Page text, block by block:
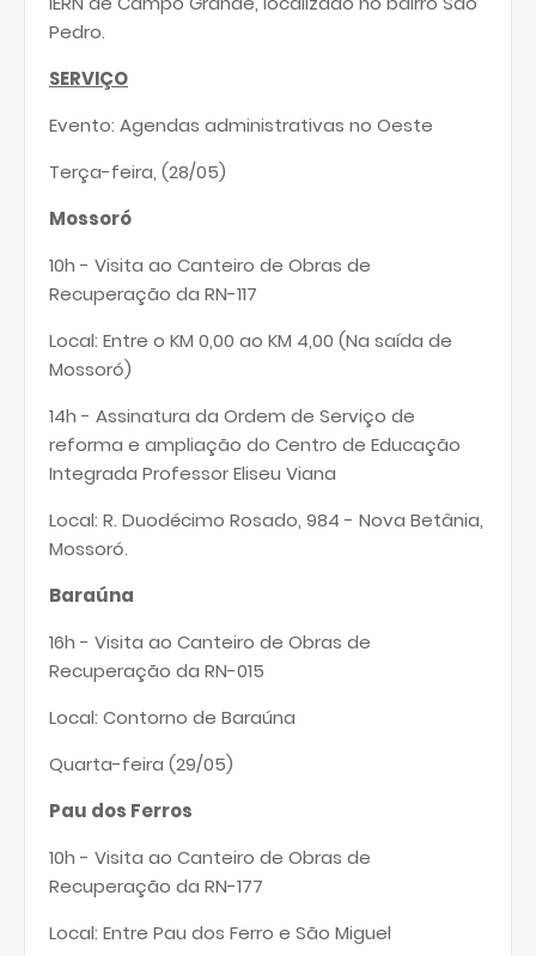
Pedro.
SERVIÇO
Evento: Agendas administrativas no Oeste
Terça-feira, (28/05)
Mossoró
10h - Visita ao Canteiro de Obras de
Recuperação da RN-117
Local: Entre o KM 0,00 ao KM 4,00 (Na saída de
Mossoró)
14h - Assinatura da Ordem de Serviço de
reforma e ampliação do Centro de Educação
Integrada Professor Eliseu Viana
Local: R. Duodécimo Rosado, 984 - Nova Betânia,
Mossoró.
Baraúna
16h - Visita ao Canteiro de Obras de
Recuperação da RN-015
Local: Contorno de Baraúna
Quarta-feira (29/05)
Pau dos Ferros
10h - Visita ao Canteiro de Obras de
Recuperação da RN-177
Local: Entre Pau dos Ferro e São Miguel